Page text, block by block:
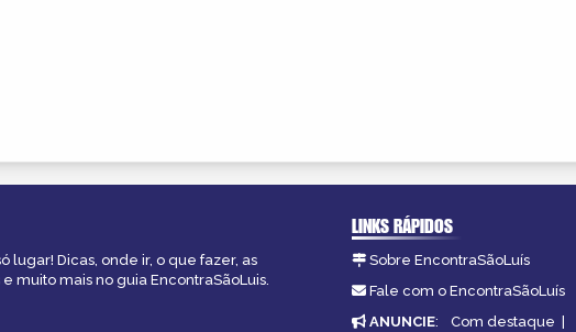
lugar! Dicas, onde ir, o que fazer, as
muito mais no guia EncontraSãoLuis.
LINKS RÁPIDOS
Sobre EncontraSãoLuís
Fale com o EncontraSãoLuís
ANUNCIE: Com destaque |